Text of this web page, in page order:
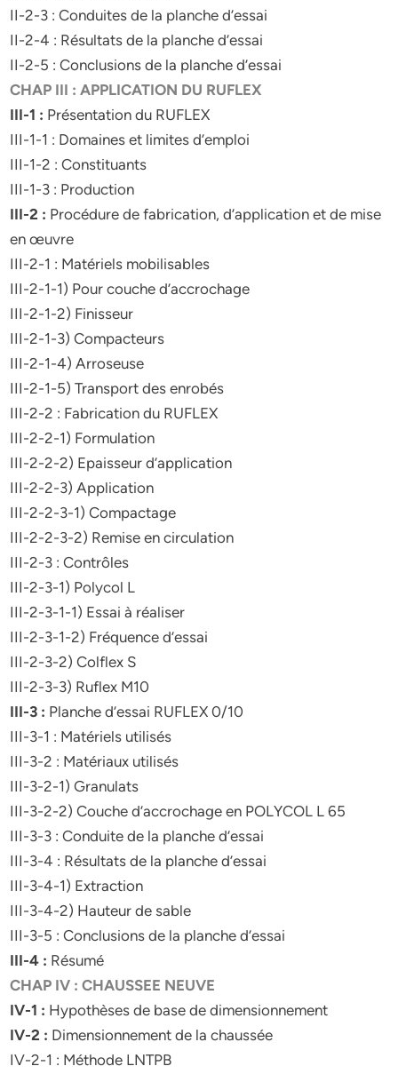
II-2-3 : Conduites de la planche d’essai
II-2-4 : Résultats de la planche d’essai
II-2-5 : Conclusions de la planche d’essai
CHAP III : APPLICATION DU RUFLEX
III-1 : Présentation du RUFLEX
III-1-1 : Domaines et limites d’emploi
III-1-2 : Constituants
III-1-3 : Production
III-2 : Procédure de fabrication, d’application et de mise
en œuvre
III-2-1 : Matériels mobilisables
III-2-1-1) Pour couche d’accrochage
III-2-1-2) Finisseur
III-2-1-3) Compacteurs
III-2-1-4) Arroseuse
III-2-1-5) Transport des enrobés
III-2-2 : Fabrication du RUFLEX
III-2-2-1) Formulation
III-2-2-2) Epaisseur d’application
III-2-2-3) Application
III-2-2-3-1) Compactage
III-2-2-3-2) Remise en circulation
III-2-3 : Contrôles
III-2-3-1) Polycol L
III-2-3-1-1) Essai à réaliser
III-2-3-1-2) Fréquence d’essai
III-2-3-2) Colflex S
III-2-3-3) Ruflex M10
III-3 : Planche d’essai RUFLEX 0/10
III-3-1 : Matériels utilisés
III-3-2 : Matériaux utilisés
III-3-2-1) Granulats
III-3-2-2) Couche d’accrochage en POLYCOL L 65
III-3-3 : Conduite de la planche d’essai
III-3-4 : Résultats de la planche d’essai
III-3-4-1) Extraction
III-3-4-2) Hauteur de sable
III-3-5 : Conclusions de la planche d’essai
III-4 : Résumé
CHAP IV : CHAUSSEE NEUVE
IV-1 : Hypothèses de base de dimensionnement
IV-2 : Dimensionnement de la chaussée
IV-2-1 : Méthode LNTPB